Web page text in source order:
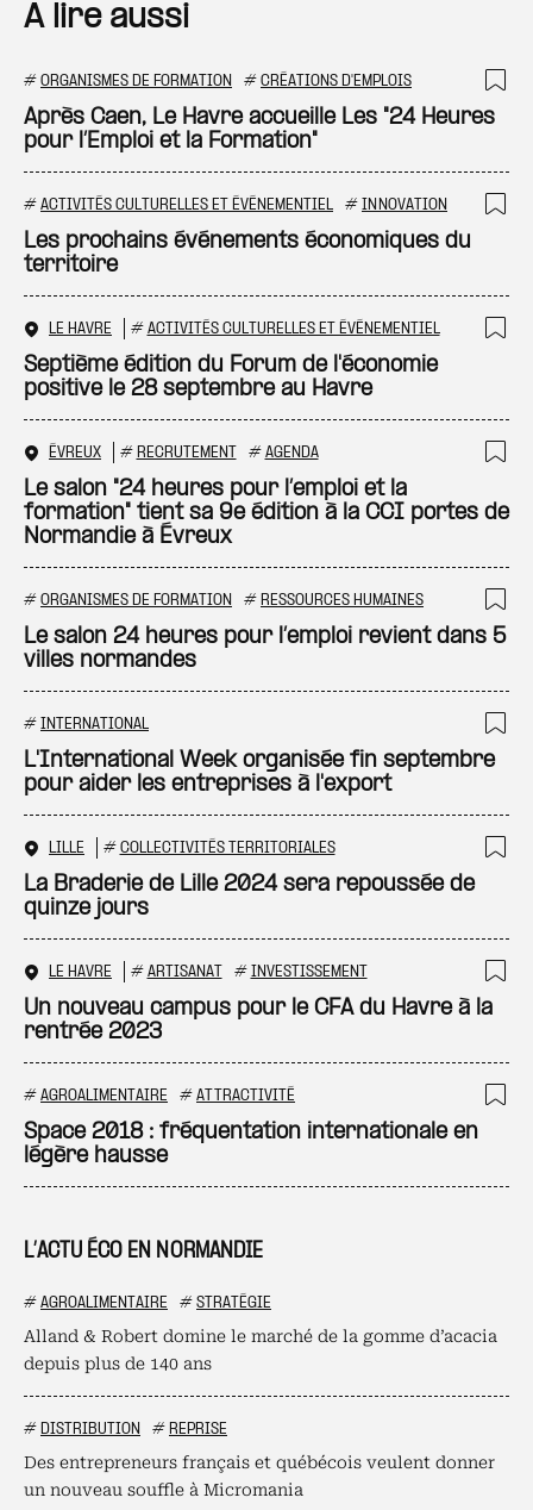
L’ACTU ÉCO EN NORMANDIE
# AGROALIMENTAIRE # STRATÉGIE
Alland & Robert domine le marché de la gomme d’acacia
depuis plus de 140 ans
# DISTRIBUTION # REPRISE
Des entrepreneurs français et québécois veulent donner
un nouveau souffle à Micromania
A lire aussi
# ORGANISMES DE FORMATION # CRÉATIONS D'EMPLOIS
Après Caen, Le Havre accueille Les "24 Heures
pour l’Emploi et la Formation"
# ACTIVITÉS CULTURELLES ET ÉVÉNEMENTIEL # INNOVATION
Les prochains événements économiques du
territoire
LE HAVRE # ACTIVITÉS CULTURELLES ET ÉVÉNEMENTIEL
Septième édition du Forum de l'économie
positive le 28 septembre au Havre
ÉVREUX # RECRUTEMENT # AGENDA
Le salon "24 heures pour l’emploi et la
formation" tient sa 9e édition à la CCI portes de
Normandie à Évreux
# ORGANISMES DE FORMATION # RESSOURCES HUMAINES
Le salon 24 heures pour l’emploi revient dans 5
villes normandes
# INTERNATIONAL
L'International Week organisée fin septembre
pour aider les entreprises à l'export
LILLE # COLLECTIVITÉS TERRITORIALES
La Braderie de Lille 2024 sera repoussée de
quinze jours
LE HAVRE # ARTISANAT # INVESTISSEMENT
Un nouveau campus pour le CFA du Havre à la
rentrée 2023
# AGROALIMENTAIRE # ATTRACTIVITÉ
Space 2018 : fréquentation internationale en
légère hausse